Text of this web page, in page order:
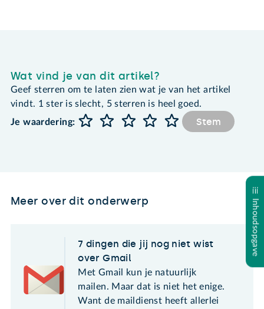
Inhoudsopgave
Wat vind je van dit artikel?
Geef sterren om te laten zien wat je van het artikel
vindt. 1 ster is slecht, 5 sterren is heel goed.
Je waardering:
Stem
Meer over dit onderwerp
7 dingen die jij nog niet wist
over Gmail
Met Gmail kun je natuurlijk
mailen. Maar dat is niet het enige.
Want de maildienst heeft allerlei